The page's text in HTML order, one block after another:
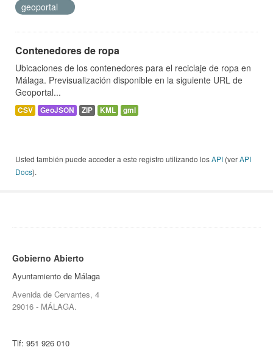
geoportal
Contenedores de ropa
Ubicaciones de los contenedores para el reciclaje de ropa en
Málaga. Previsualización disponible en la siguiente URL de
Geoportal...
CSV GeoJSON ZIP KML gml
Usted también puede acceder a este registro utilizando losAPI (verAPI
Docs).
Gobierno Abierto
Ayuntamiento de Málaga
Avenida de Cervantes, 4
29016 - MÁLAGA.
Tlf: 951 926 010